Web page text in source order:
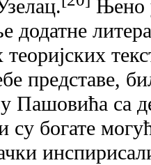
Њено
додатне
представе,
Пашовића са
су богате